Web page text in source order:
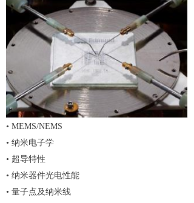
• MEMS/NEMS
• 纳米电子学
• 超导特性
• 纳米器件光电性能
• 量子点及纳米线